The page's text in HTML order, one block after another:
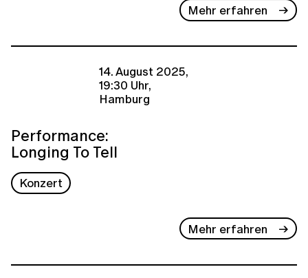
Mehr erfahren
14. August 2025,
19:30 Uhr,
Hamburg
Performance:
Longing To Tell
Konzert
Mehr erfahren